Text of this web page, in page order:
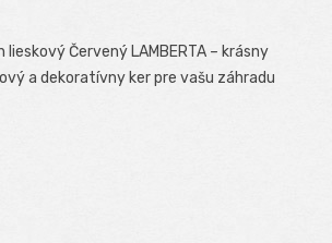
lieskový Červený LAMBERTA – krásny
a dekoratívny ker pre vašu záhradu